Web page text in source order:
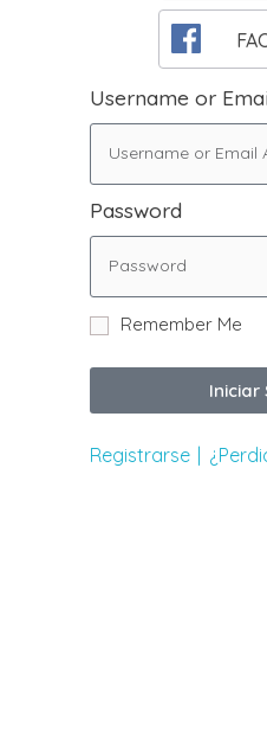
Username or
Password
Remember Me
Iniciar
Registrarse